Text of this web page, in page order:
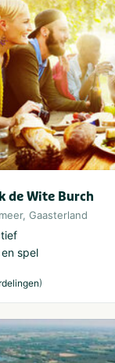
de Wite Burch
, Gaasterland
spel
)